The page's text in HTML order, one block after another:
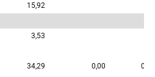
15,92
3,53
34,29 0,00 0,00